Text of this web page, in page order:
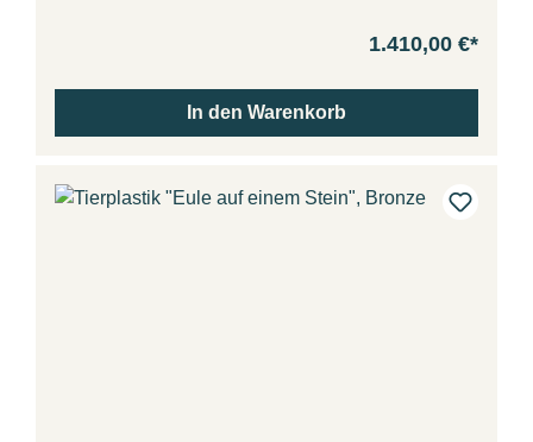
1.410,00 €*
In den Warenkorb